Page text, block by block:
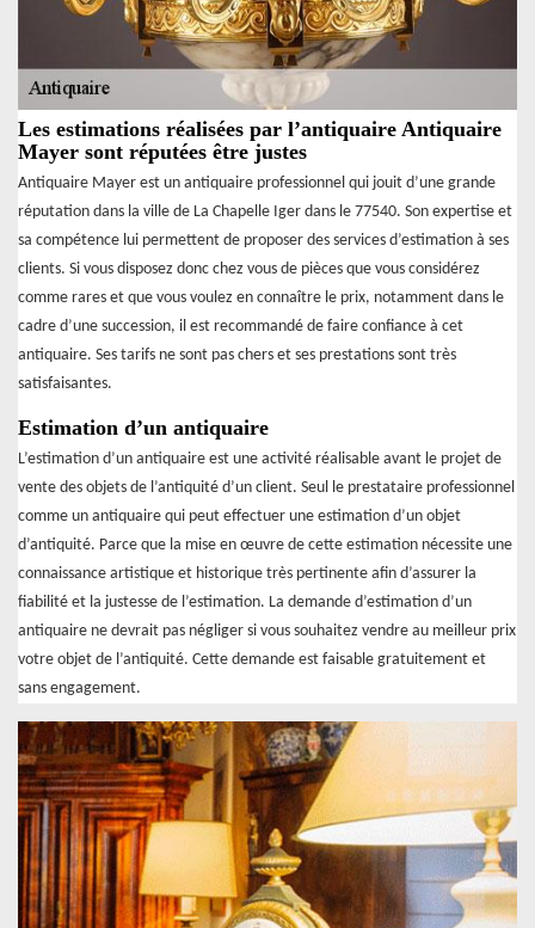
Les estimations réalisées par l’antiquaire Antiquaire
Mayer sont réputées être justes
Antiquaire Mayer est un antiquaire professionnel qui jouit d’une grande
réputation dans la ville de La Chapelle Iger dans le 77540. Son expertise et
sa compétence lui permettent de proposer des services d’estimation à ses
clients. Si vous disposez donc chez vous de pièces que vous considérez
comme rares et que vous voulez en connaître le prix, notamment dans le
cadre d’une succession, il est recommandé de faire confiance à cet
antiquaire. Ses tarifs ne sont pas chers et ses prestations sont très
satisfaisantes.
Estimation d’un antiquaire
L’estimation d’un antiquaire est une activité réalisable avant le projet de
vente des objets de l’antiquité d’un client. Seul le prestataire professionnel
comme un antiquaire qui peut effectuer une estimation d’un objet
d’antiquité. Parce que la mise en œuvre de cette estimation nécessite une
connaissance artistique et historique très pertinente afin d’assurer la
fiabilité et la justesse de l’estimation. La demande d’estimation d’un
antiquaire ne devrait pas négliger si vous souhaitez vendre au meilleur prix
votre objet de l’antiquité. Cette demande est faisable gratuitement et
sans engagement.